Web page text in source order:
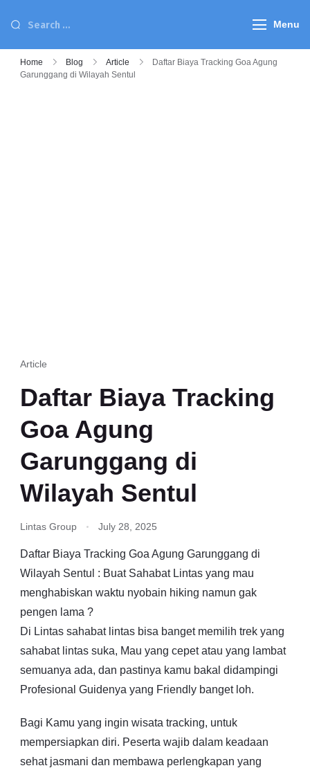
Menu
Home Blog Article
Daftar Biaya Tracking Goa Agung
Garunggang di Wilayah Sentul
Article
Daftar Biaya Tracking
Goa Agung
Garunggang di
Wilayah Sentul
Lintas Group July 28, 2025
Daftar Biaya Tracking Goa Agung Garunggang di
Wilayah Sentul : Buat Sahabat Lintas yang mau
menghabiskan waktu nyobain hiking namun gak
pengen lama ?
Di Lintas sahabat lintas bisa banget memilih trek yang
sahabat lintas suka, Mau yang cepet atau yang lambat
semuanya ada, dan pastinya kamu bakal didampingi
Profesional Guidenya yang Friendly banget loh.
Bagi Kamu yang ingin wisata tracking, untuk
mempersiapkan diri. Peserta wajib dalam keadaan
sehat jasmani dan membawa perlengkapan yang